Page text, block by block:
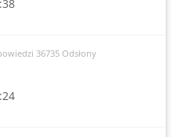
36735 Odsłony